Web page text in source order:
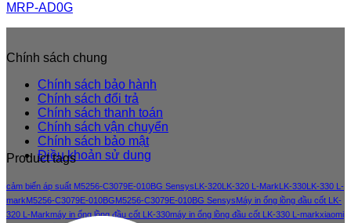
MRP-AD0G
Chính sách chung
Chính sách bảo hành
Chính sách đổi trả
Chính sách thanh toán
Chính sách vận chuyển
Chính sách bảo mật
Điều khoản sử dung
Product tags
cảm biến áp suất M5256-C3079E-010BG Sensys LK-320 LK-320 L-Mark LK-330 LK-330 L-
markM5256-C3079E-010BGM5256-C3079E-010BG SensysMáy in ống lồng đầu cốt LK-
320 L-Markmáy in ống lồng đầu cốt LK-330máy in ống lồng đầu cốt LK-330 L-markxiaomi